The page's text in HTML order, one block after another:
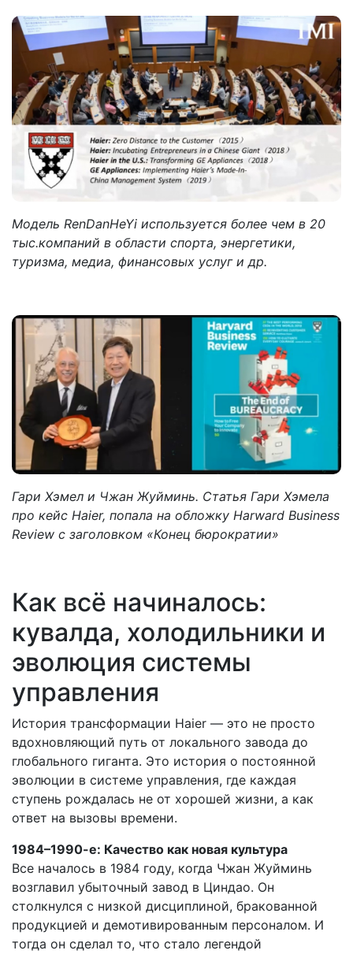
Модель RenDanHeYi используется более чем в 20
тыс.компаний в области спорта, энергетики,
туризма, медиа, финансовых услуг и др.
Гари Хэмел и Чжан Жуйминь. Статья Гари Хэмела
про кейс Haier, попала на обложку Harward Business
Review с заголовком «Конец бюрократии»
Как всё начиналось:
кувалда, холодильники и
эволюция системы
управления
История трансформации Haier — это не просто
вдохновляющий путь от локального завода до
глобального гиганта. Это история о постоянной
эволюции в системе управления, где каждая
ступень рождалась не от хорошей жизни, а как
ответ на вызовы времени.
1984–1990-е: Качество как новая культура
Все началось в 1984 году, когда Чжан Жуйминь
возглавил убыточный завод в Циндао. Он
столкнулся с низкой дисциплиной, бракованной
продукцией и демотивированным персоналом. И
тогда он сделал то, что стало легендой